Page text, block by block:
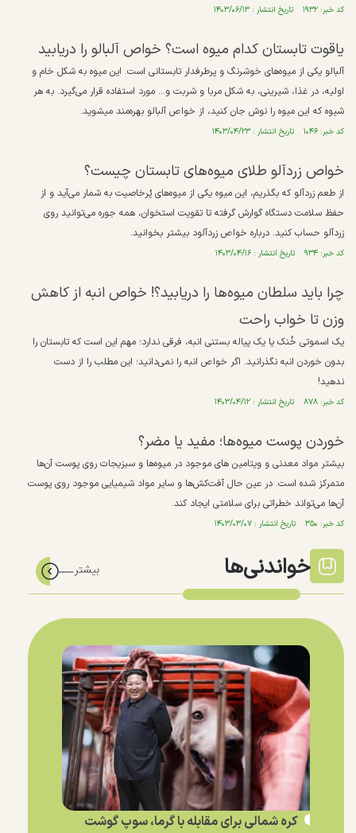
کد خبر: ۱۹۳۲ تاریخ انتشار : ۱۴۰۳/۰۶/۱۳
یاقوت تابستان کدام میوه است؟ خواص آلبالو را دریابید
آلبالو یکی از میوه‌های خوشرنگ و پرطرفدار تابستانی است. این میوه به شکل خام و
اولیه، در غذا، شیرینی، به شکل مربا و شربت و... مورد استفاده قرار می‌گیرد. به هر
شیوه‌ که این میوه را نوش جان کنید، از خواص آلبالو بهره‌مند می‎شوید.
کد خبر: ۱۰۴۶ تاریخ انتشار : ۱۴۰۳/۰۴/۲۳
خواص زردآلو طلای میوه‌های تابستان چیست؟
از طعم زردآلو که بگذریم، این میوه یکی از میوه‌های پُرخاصیت به شمار می‌آید و از
حفظ سلامت دستگاه گوارش گرفته تا تقویت استخوان، همه جوره می‌توانید روی
زردآلو حساب کنید. درباره خواص زردآلود بیشتر بخوانید.
کد خبر: ۹۳۴ تاریخ انتشار : ۱۴۰۳/۰۴/۱۶
چرا باید سلطان میوه‌ها را دریابید؟! خواص انبه از کاهش
وزن تا خواب راحت
یک اسموتی خُنک یا یک پیاله بستنی انبه، فرقی ندارد؛ مهم این است که تابستان را
بدون خوردن انبه نگذرانید. اگر خواص انبه را نمی‌دانید؛ این مطلب را از دست
ندهید!
کد خبر: ۸۷۸ تاریخ انتشار : ۱۴۰۳/۰۴/۱۲
خوردن پوست میوه‌ها؛ مفید یا مضر؟
بیشتر مواد معدنی و ویتامین های موجود در میوه‌ها و سبزیجات روی پوست آن‌ها
متمرکز شده است. در عین حال آفت‌کش‌ها و سایر مواد شیمیایی موجود روی پوست
آن‌ها می‌تواند خطراتی برای سلامتی ایجاد کند.
کد خبر: ۳۵۰ تاریخ انتشار : ۱۴۰۳/۰۳/۰۷
خواندنی‌ها
کره شمالی برای مقابله با گرما، سوپ گوشت